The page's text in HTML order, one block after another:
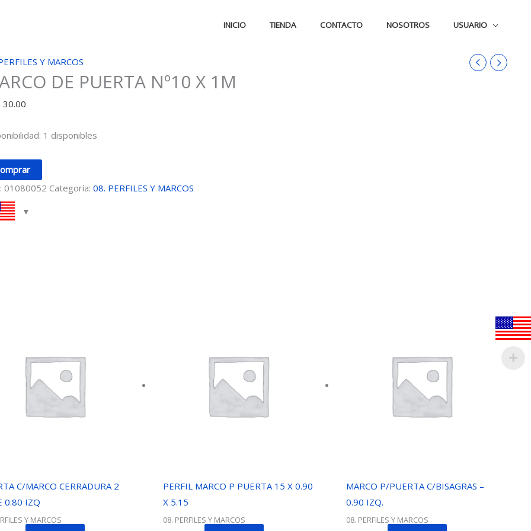
INICIO TIENDA CONTACTO NOSOTROS USUARIO
Y MARCOS
DE PUERTA Nº10 X 1M
30.00
1 disponibles
01080052 Categoría:08. PERFILES Y MARCOS
C/MARCO CERRADURA 2
0.80 IZQ
Y MARCOS
PERFIL MARCO P PUERTA 15 X 0.90
X 5.15
08. PERFILES Y MARCOS
MARCO P/PUERTA C/BISAGRAS –
0.90 IZQ.
08. PERFILES Y MARCOS